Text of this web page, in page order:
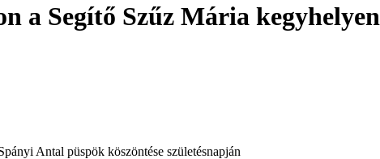
a Segítő Szűz Mária kegyhelyen
Antal püspök köszöntése születésnapján